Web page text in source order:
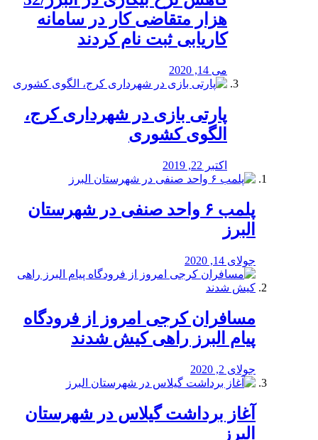
هزار متقاضی کار در سامانه
کاریابی ثبت نام کردند
می 14, 2020
پارتی بازی در شهرداری کرج،
الگوی کشوری
اکتبر 22, 2019
پلمب ۶ واحد صنفی در شهرستان
البرز
جولای 14, 2020
مسافران کرجی امروز از فرودگاه
پیام البرز راهی کیش شدند
جولای 2, 2020
آغاز برداشت گیلاس در شهرستان
البرز